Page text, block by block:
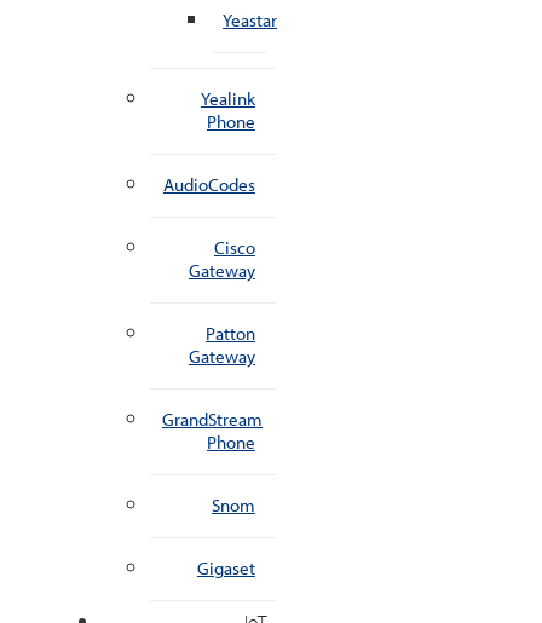
Yeastar
Yealink
Phone
AudioCodes
Cisco
Gateway
Patton
Gateway
GrandStream
Phone
Snom
Gigaset